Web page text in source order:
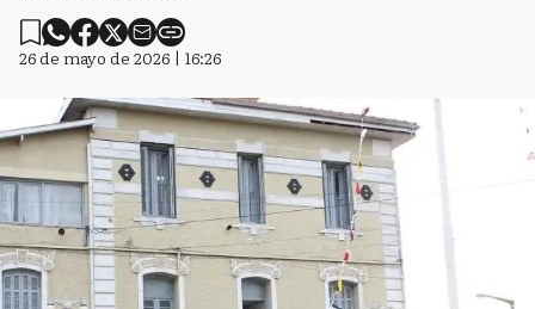
26 de mayo de 2026 | 16:26